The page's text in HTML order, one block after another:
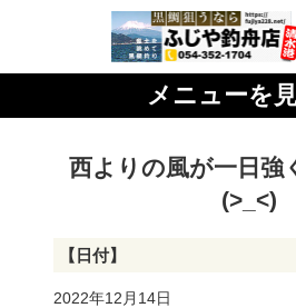
メニューを
西よりの風が一日強
(>_<)
【日付】
2022年12月14日